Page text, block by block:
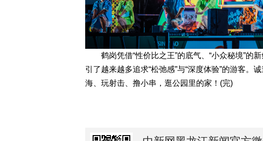
鹤岗凭借“性价比之王”的底气、“小众秘境”的新
引了越来越多追求“松弛感”与“深度体验”的游客。
海、玩射击、撸小串，逛公园里的家！(完)